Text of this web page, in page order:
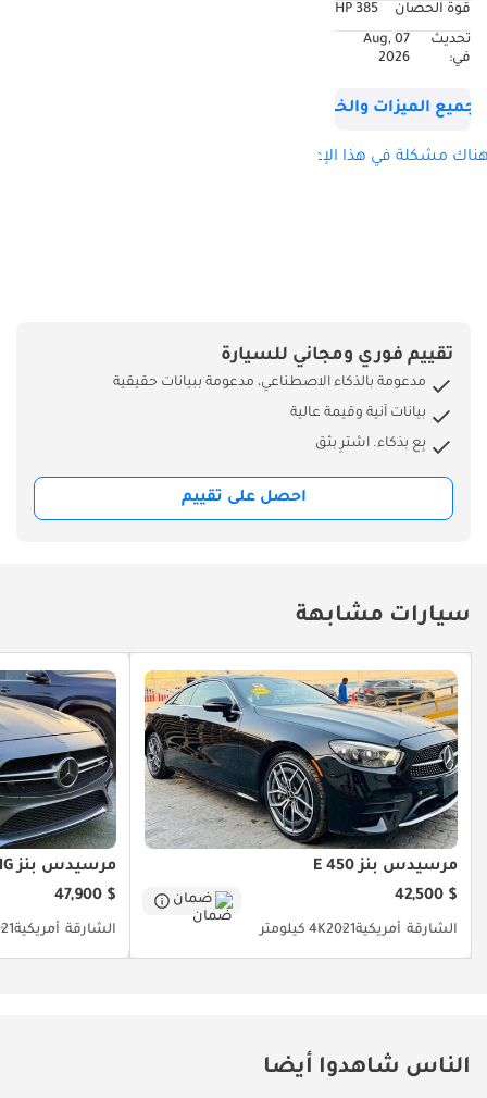
قوة الحصان
385 HP
تحديث
في:
07 Aug,
2026
جميع الميزات والخصائص
مشكلة في هذا الإعلان؟
تقييم فوري ومجاني للسيارة
مدعومة بالذكاء الاصطناعي، مدعومة ببيانات حقيقية
بيانات آنية وقيمة عالية
بِع بذكاء. اشترِ بثق
احصل على تقييم
سيارات مشابهة
مرسيدس بنز E 450
$ 42,500
ضمان
الشارقة أمريكية20214K كيلومتر
مرسيدس بنز CLS 53 AMG
$ 47,900
الشارقة أمريكية
الناس شاهدوا أيضا